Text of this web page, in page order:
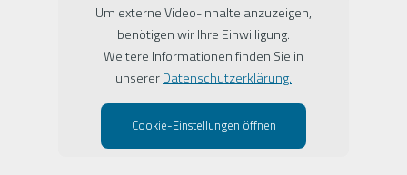
Um externe Video-Inhalte anzuzeigen,
benötigen wir Ihre Einwilligung.
Weitere Informationen finden Sie in
unsererDatenschutzerklärung.
Cookie-Einstellungen öffnen